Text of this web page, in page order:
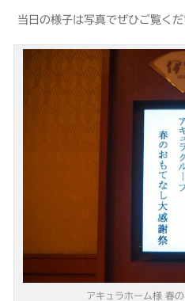
当日の様子は写真でぜひご覧くだ
アキュラホーム様 春